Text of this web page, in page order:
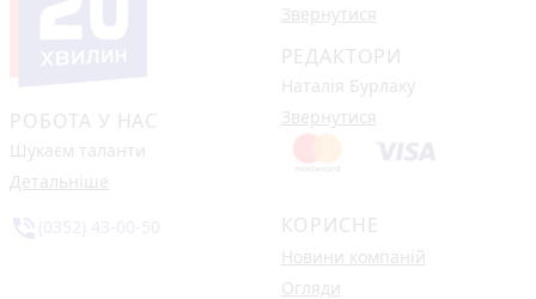
РОБОТА У НАС
Шукаєм таланти
Детальніше
Звернутися
РЕДАКТОРИ
Наталія Бурлаку
Звернутися
КОРИСНЕ
Новини компаній
Огляди